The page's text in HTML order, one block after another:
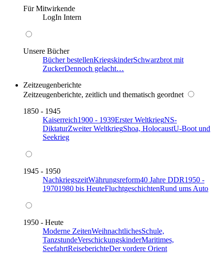
Für Mitwirkende
LogIn Intern
Unsere Bücher
Bücher bestellenKriegskinderSchwarzbrot mit
ZuckerDennoch gelacht…
Zeitzeugenberichte
Zeitzeugenberichte, zeitlich und thematisch geordnet
1850 - 1945
Kaiserreich1900 - 1939Erster WeltkriegNS-
DiktaturZweiter WeltkriegShoa, HolocaustU-Boot und
Seekrieg
1945 - 1950
NachkriegszeitWährungsreform40 Jahre DDR1950 -
19701980 bis HeuteFluchtgeschichtenRund ums Auto
1950 - Heute
Moderne ZeitenWeihnachtlichesSchule,
TanzstundeVerschickungskinderMaritimes,
SeefahrtReiseberichteDer vordere Orient